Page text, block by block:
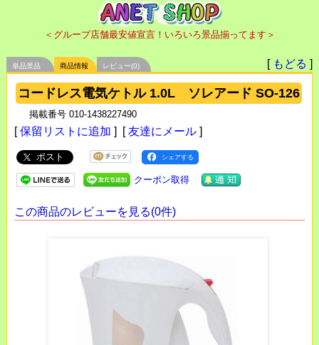
＜グループ店舗最安値宣言！いろいろ景品揃ってます＞
単品景品 商品情報 レビュー(0) [ もどる ]
コードレス電気ケトル 1.0L ソレアード SO-126
掲載番号 010-1438227490
[ 保留リストに追加 ] [ 友達にメール ]
ポスト シェアする
クーポン取得
この商品のレビューを見る(0件)